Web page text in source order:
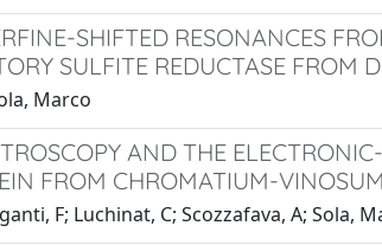
SHIFTED RESONANCES
SULFITE REDUCTASE
Marco
AND THE
FROM CHROMATIUM-VINOSUM
F; Luchinat, C; Scozzafava, A; Sola,